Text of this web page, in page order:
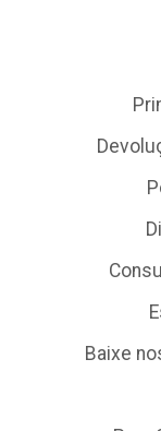
Baixe